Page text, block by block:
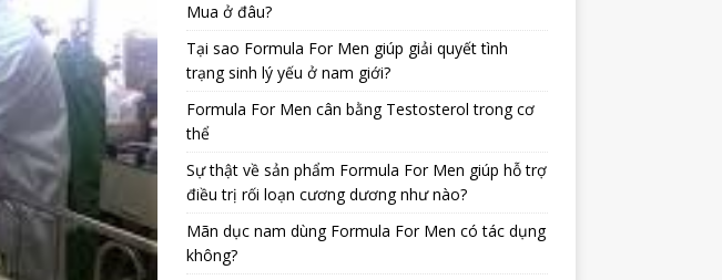
Mua ở đâu?
Tại sao Formula For Men giúp giải quyết tình
trạng sinh lý yếu ở nam giới?
Formula For Men cân bằng Testosterol trong cơ
thể
Sự thật về sản phẩm Formula For Men giúp hỗ trợ
điều trị rối loạn cương dương như nào?
Mãn dục nam dùng Formula For Men có tác dụng
không?